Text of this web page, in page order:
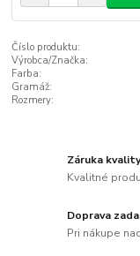
Číslo produktu:
Výrobca/Značka:
Farba:
Gramáž:
Rozmery:
Záruka
Kvalitné
Doprava
Pri nákupe